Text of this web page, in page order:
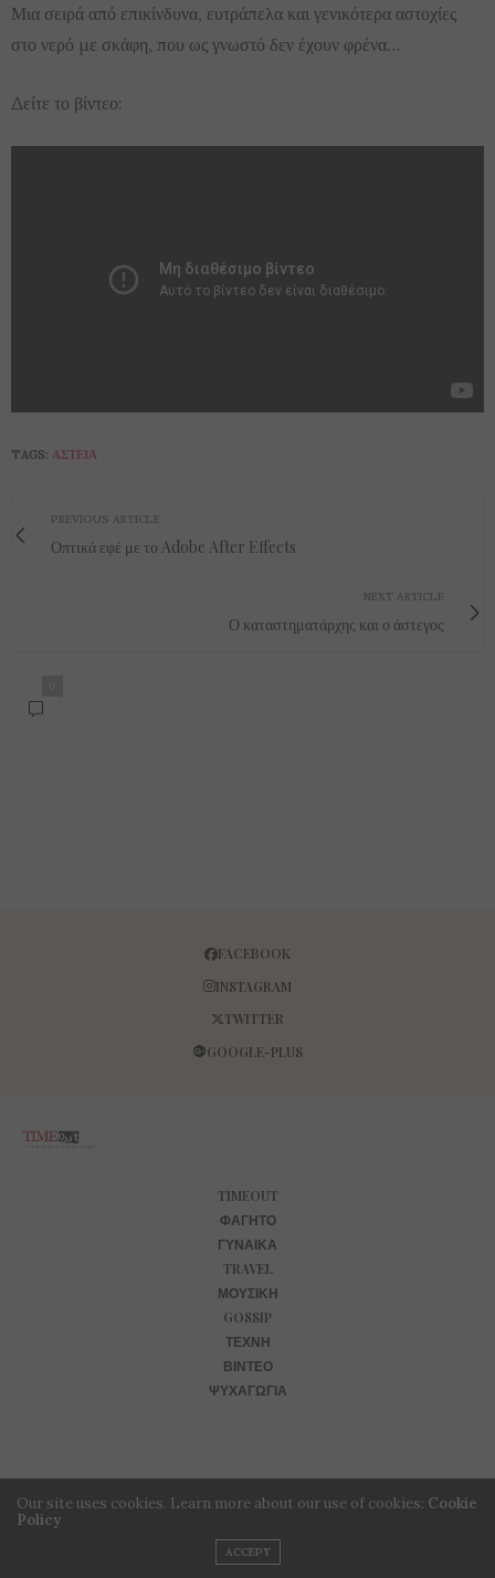
Μια σειρά από επικίνδυνα, ευτράπελα και γενικότερα αστοχίες
στο νερό με σκάφη, που ως γνωστό δεν έχουν φρένα…
Δείτε το βίντεο:
TAGS: ΑΣΤΕΊΑ
PREVIOUS ARTICLE
Οπτικά εφέ με το Adobe After Effects
NEXT ARTICLE
Ο καταστηματάρχης και ο άστεγος
FACEBOOK
INSTAGRAM
TWITTER
GOOGLE-PLUS
TIMEOUT
ΦΑΓΗΤΌ
ΓΥΝΑΊΚΑ
TRAVEL
ΜΟΥΣΙΚΉ
GOSSIP
ΤΈΧΝΗ
ΒΊΝΤΕΟ
ΨΥΧΑΓΩΓΊΑ
Our site uses cookies. Learn more about our use of cookies: Cookie
Policy
ACCEPT